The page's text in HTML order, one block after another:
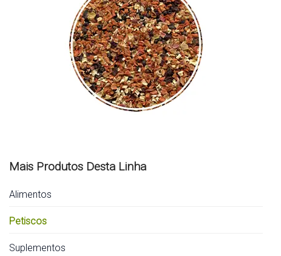
Mais Produtos Desta Linha
Alimentos
Petiscos
Suplementos